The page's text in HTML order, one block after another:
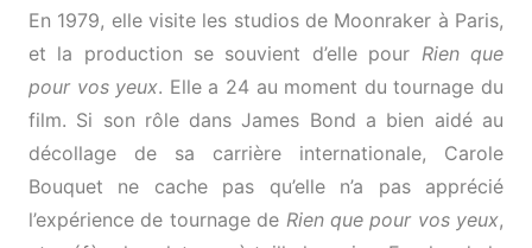
En 1979, elle visite les studios de Moonraker à Paris,
et la production se souvient d’elle pour Rien que
pour vos yeux. Elle a 24 au moment du tournage du
film. Si son rôle dans James Bond a bien aidé au
décollage de sa carrière internationale, Carole
Bouquet ne cache pas qu’elle n’a pas apprécié
l’expérience de tournage de Rien que pour vos yeux,